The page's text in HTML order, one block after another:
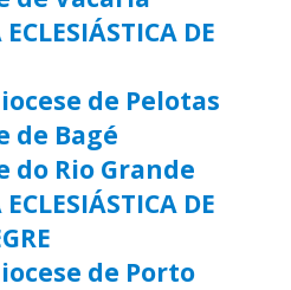
DE
de Pelotas
de Bagé
do Rio Grande
DE
de Porto